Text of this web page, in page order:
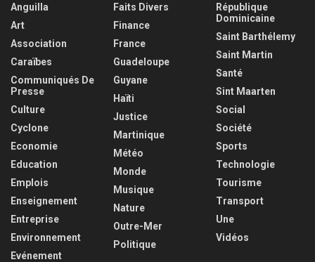
Anguilla
Art
Association
Caraïbes
Communiqués De
Presse
Culture
Cyclone
Economie
Education
Emplois
Enseignement
Entreprise
Environnement
Evénement
Faits Divers
Finance
France
Guadeloupe
Guyane
Haïti
Justice
Martinique
Météo
Monde
Musique
Nature
Outre-Mer
Politique
République
Dominicaine
Saint Barthélemy
Saint Martin
Santé
Sint Maarten
Social
Société
Sports
Technologie
Tourisme
Transport
Une
Vidéos